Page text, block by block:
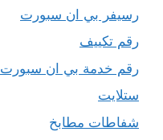
رسيفر بي ان سبورت
رقم تكييف
رقم خدمة بي ان سبورت
ستلايت
شفاطات مطابخ